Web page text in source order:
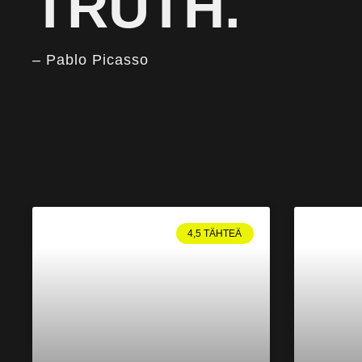
– Pablo Picasso
4,5 TÄHTEÄ